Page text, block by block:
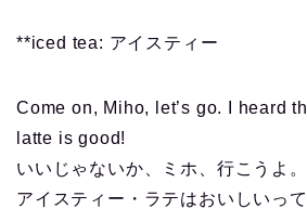
**iced tea: アイスティー
Come on, Miho, let’s go. I heard
latte is good!
いいじゃないか、ミホ、行こうよ
アイスティー・ラテはおいしいって